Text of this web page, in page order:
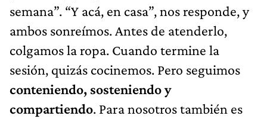
semana”. “Y acá, en casa”, nos responde, y
ambos sonreímos. Antes de atenderlo,
colgamos la ropa. Cuando termine la
sesión, quizás cocinemos. Pero seguimos
conteniendo, sosteniendo y
compartiendo. Para nosotros también es